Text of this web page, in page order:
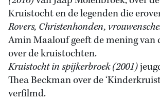
Kruistocht en de legenden die
Rovers, Christenhonden,
Amin Maalouf geeft de mening van
over de kruistochten.
Kruistocht in spijkerbroek (2001)
Thea Beckman over de
verfilmd.